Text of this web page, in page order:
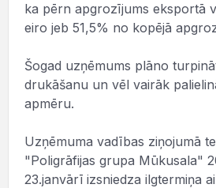
ka pērn apgrozījums eksportā
eiro jeb 51,5% no kopējā
Šogad uzņēmums plāno
drukāšanu un vēl vairāk
apmēru.
Uzņēmuma vadības ziņojumā
"Poligrāfijas grupa Mūkusala"
23.janvārī izsniedza ilgtermiņa